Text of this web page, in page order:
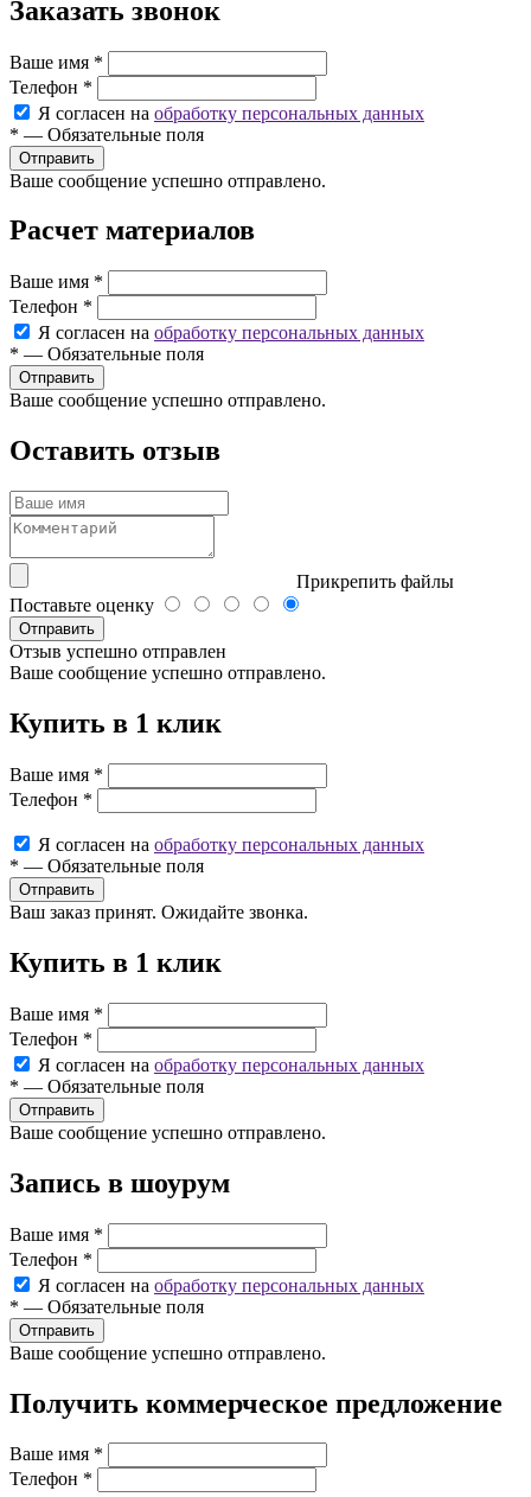
Заказать звонок
Ваше имя *
Телефон *
Я согласен на обработку персональных данных
* — Обязательные поля
Ваше сообщение успешно отправлено.
Расчет материалов
Ваше имя *
Телефон *
Я согласен на обработку персональных данных
* — Обязательные поля
Ваше сообщение успешно отправлено.
Оставить отзыв
Прикрепить файлы
Поставьте оценку
Отправить
Отзыв успешно отправлен
Ваше сообщение успешно отправлено.
Купить в 1 клик
Ваше имя *
Телефон *
Я согласен на обработку персональных данных
* — Обязательные поля
Ваш заказ принят. Ожидайте звонка.
Купить в 1 клик
Ваше имя *
Телефон *
Я согласен на обработку персональных данных
* — Обязательные поля
Ваше сообщение успешно отправлено.
Запись в шоурум
Ваше имя *
Телефон *
Я согласен на обработку персональных данных
* — Обязательные поля
Ваше сообщение успешно отправлено.
Получить коммерческое предложение
Ваше имя *
Телефон *